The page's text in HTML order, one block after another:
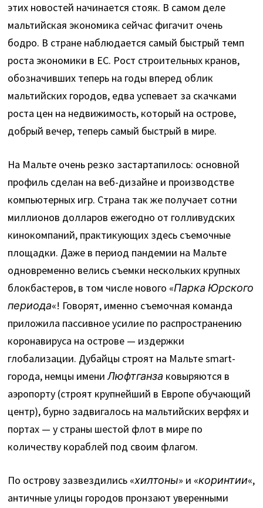
этих новостей начинается стояк. В самом деле
мальтийская экономика сейчас фигачит очень
бодро. В стране наблюдается самый быстрый темп
роста экономики в ЕС. Рост строительных кранов,
обозначивших теперь на годы вперед облик
мальтийских городов, едва успевает за скачками
роста цен на недвижимость, который на острове,
добрый вечер, теперь самый быстрый в мире.
На Мальте очень резко застартапилось: основной
профиль сделан на веб-дизайне и производстве
компьютерных игр. Страна так же получает сотни
миллионов долларов ежегодно от голливудских
кинокомпаний, практикующих здесь съемочные
площадки. Даже в период пандемии на Мальте
одновременно велись съемки нескольких крупных
блокбастеров, в том числе нового «Парка Юрского
периода«! Говорят, именно съемочная команда
приложила пассивное усилие по распространению
коронавируса на острове — издержки
глобализации. Дубайцы строят на Мальте smart-
города, немцы имениЛюфтганза ковыряются в
аэропорту (строят крупнейший в Европе обучающий
центр), бурно задвигалось на мальтийских верфях и
портах — у страны шестой флот в мире по
количеству кораблей под своим флагом.
По острову зазвездились «хилтоны» и «коринтии«,
античные улицы городов пронзают уверенными